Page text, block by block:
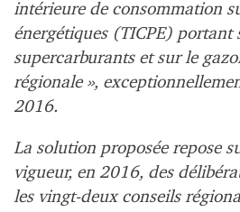
intérieure de consommation
énergétiques (TICPE) portant
supercarburants et sur le
régionale »,
2016.
La solution proposée repose
vigueur, en 2016, des
les vingt-deux conseils